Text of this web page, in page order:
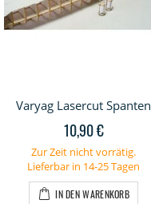
Varyag Lasercut Spanten
10,90 €
Zur Zeit nicht vorrätig.
Lieferbar in 14-25 Tagen
IN DEN WARENKORB